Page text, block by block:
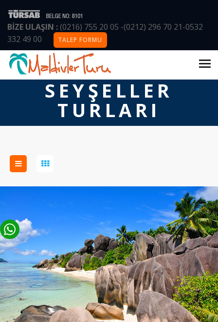
BİZE ULAŞIN : (0216) 755 20 05 -(0212) 296 70 21-0532
332 49 00
TALEP FORMU
ANASAYFA/ TURLAR /
SEYŞELLER
TURLARI